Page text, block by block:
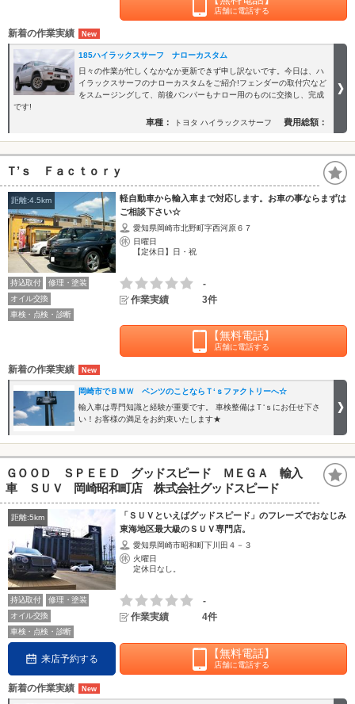
店舗に電話する
新着の作業実績
185ハイラックスサーフ ナローカスタム
日々の作業が忙しくなかなか更新できず申し訳ないです。今日は、ハ
イラックスサーフのナローカスタムをご紹介!フェンダーの取付穴など
をスムージングして、前後バンパーもナロー用のものに交換し、完成
です!
車種： トヨタ ハイラックスサーフ 費用総額：
Ｔ’ｓ Ｆａｃｔｏｒｙ
距離:4.5km
軽自動車から輸入車まで対応します。お車の事ならまずは
ご相談下さい☆
愛知県岡崎市北野町字西河原６７
日曜日
【定休日】日・祝
持込取付
修理・塗装
オイル交換
車検・点検・診断
-
作業実績
3件
【無料電話】
店舗に電話する
新着の作業実績
岡崎市でＢＭＷ ベンツのことならＴ‘ｓファクトリーへ☆
輸入車は専門知識と経験が重要です。 車検整備はＴ‘ｓにお任せ下さ
い！お客様の満足をお約束いたします★
ＧＯＯＤ ＳＰＥＥＤ グッドスピード ＭＥＧＡ 輸入
車 ＳＵＶ 岡崎昭和町店 株式会社グッドスピード
距離:5km
「ＳＵＶといえばグッドスピード」のフレーズでおなじみ
東海地区最大級のＳＵＶ専門店。
愛知県岡崎市昭和町下川田４－３
火曜日
定休日なし。
持込取付
修理・塗装
オイル交換
車検・点検・診断
-
作業実績
4件
来店予約する 【無料電話】
店舗に電話する
新着の作業実績